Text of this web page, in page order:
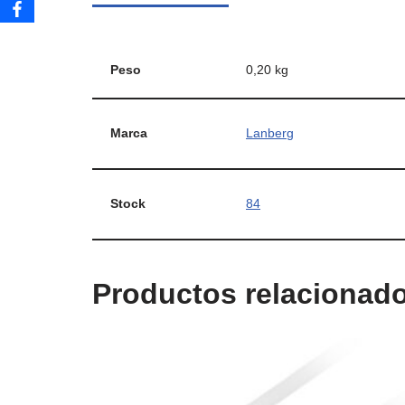
Peso 0,20 kg
Marca Lanberg
Stock 84
Productos